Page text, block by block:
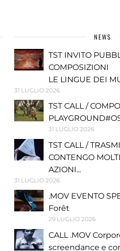
NEWS
TST INVITO
COMPOSIZIONI
LE LINGUE DEI
31 LUGLIO 2026
TST CALL /
31 LUGLIO 2026
TST CALL /
CONTENGO
AZIONI...
31 LUGLIO 2026
.MOV EVENTO
Forêt
29 LUGLIO 2026
CALL .MOV
screendance e